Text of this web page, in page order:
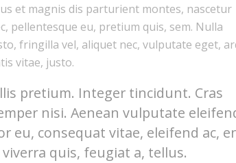
et magnis dis parturient montes, nascetur
pellentesque eu, pretium quis, sem. Nulla
fringilla vel, aliquet nec, vulputate eget,
vitae, justo.
pretium. Integer tincidunt. Cras
nisi. Aenean vulputate
eu, consequat vitae, eleifend ac,
quis, feugiat a, tellus.